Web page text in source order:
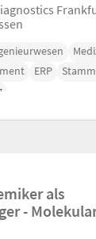
ERP
als
-